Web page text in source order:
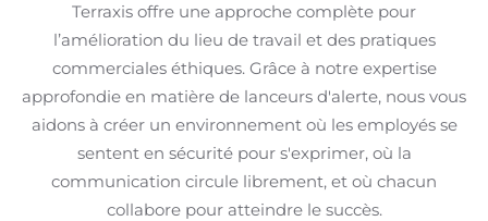
Terraxis offre une approche complète pour
l’amélioration du lieu de travail et des pratiques
commerciales éthiques. Grâce à notre expertise
approfondie en matière de lanceurs d'alerte, nous vous
aidons à créer un environnement où les employés se
sentent en sécurité pour s'exprimer, où la
communication circule librement, et où chacun
collabore pour atteindre le succès.